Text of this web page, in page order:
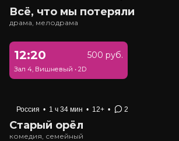
Всё, что мы потеряли
драма, мелодрама
12:20 500 руб.
Зал 4, Вишневый • 2D
Россия • 1 ч 34 мин • 12+ • 2
Старый орёл
комедия, семейный